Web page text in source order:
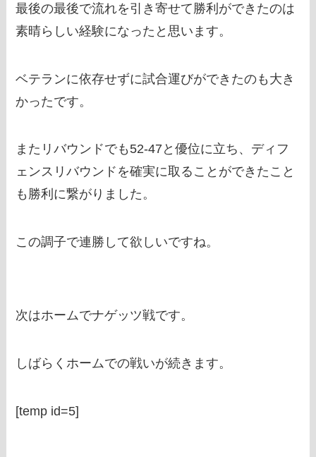
最後の最後で流れを引き寄せて勝利ができたのは
素晴らしい経験になったと思います。
ベテランに依存せずに試合運びができたのも大き
かったです。
またリバウンドでも52-47と優位に立ち、ディフ
ェンスリバウンドを確実に取ることができたこと
も勝利に繋がりました。
この調子で連勝して欲しいですね。
次はホームでナゲッツ戦です。
しばらくホームでの戦いが続きます。
[temp id=5]